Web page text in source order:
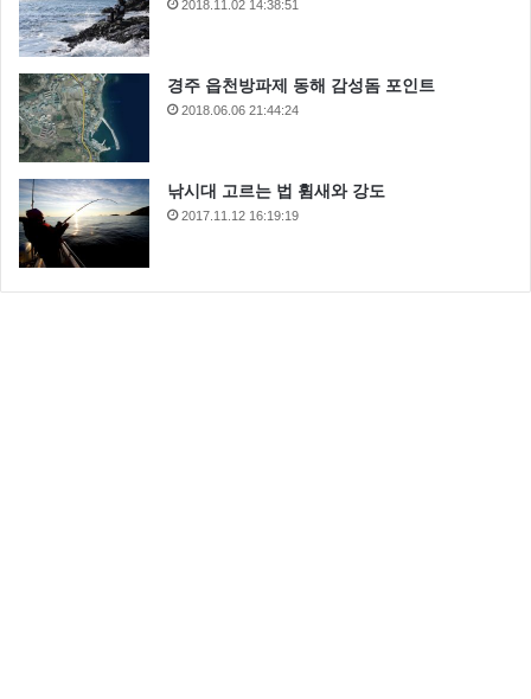
2018.11.02 14:38:51
경주 읍천방파제 동해 감성돔 포인트
2018.06.06 21:44:24
낚시대 고르는 법 휨새와 강도
2017.11.12 16:19:19